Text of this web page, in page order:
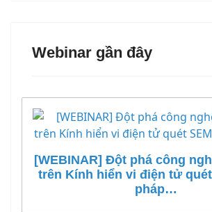
Webinar gần đây
[WEBINAR] Đột phá công
trên Kính hiển vi điện tử
pháp…